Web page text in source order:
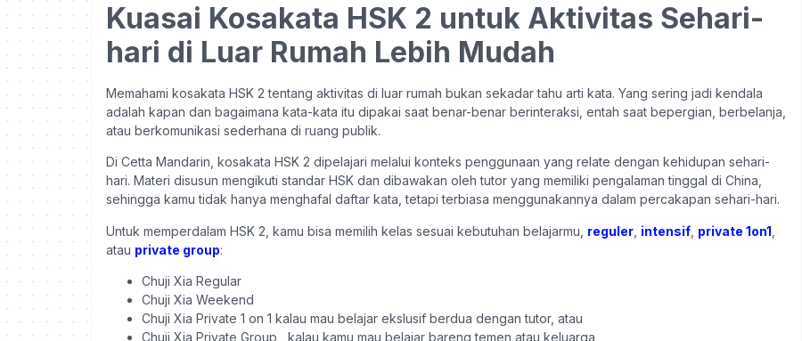
Kuasai Kosakata HSK 2 untuk Aktivitas Sehari-
hari di Luar Rumah Lebih Mudah
Memahami kosakata HSK 2 tentang aktivitas di luar rumah bukan sekadar tahu arti kata. Yang sering jadi kendala
adalah kapan dan bagaimana kata-kata itu dipakai saat benar-benar berinteraksi, entah saat bepergian, berbelanja,
atau berkomunikasi sederhana di ruang publik.
Di Cetta Mandarin, kosakata HSK 2 dipelajari melalui konteks penggunaan yang relate dengan kehidupan sehari-
hari. Materi disusun mengikuti standar HSK dan dibawakan oleh tutor yang memiliki pengalaman tinggal di China,
sehingga kamu tidak hanya menghafal daftar kata, tetapi terbiasa menggunakannya dalam percakapan sehari-hari.
Untuk memperdalam HSK 2, kamu bisa memilih kelas sesuai kebutuhan belajarmu, reguler intensif private 1on1
atau private group:
Chuji Xia Regular
Chuji Xia Weekend
Chuji Xia Private 1 on 1 kalau mau belajar ekslusif berdua dengan tutor, atau
Chuji Xia Private Group kalau kamu mau belajar bareng temen atau keluarga